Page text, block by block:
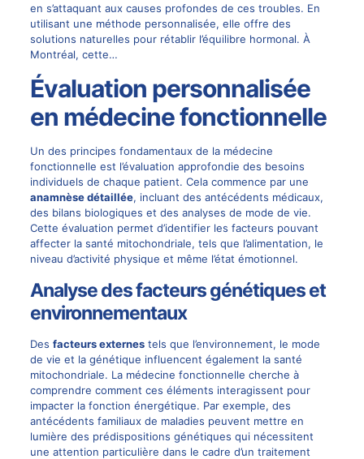
en s’attaquant aux causes profondes de ces troubles. En
utilisant une méthode personnalisée, elle offre des
solutions naturelles pour rétablir l’équilibre hormonal. À
Montréal, cette…
Évaluation personnalisée
en médecine fonctionnelle
Un des principes fondamentaux de la médecine
fonctionnelle est l’évaluation approfondie des besoins
individuels de chaque patient. Cela commence par une
anamnèse détaillée, incluant des antécédents médicaux,
des bilans biologiques et des analyses de mode de vie.
Cette évaluation permet d’identifier les facteurs pouvant
affecter la santé mitochondriale, tels que l’alimentation, le
niveau d’activité physique et même l’état émotionnel.
Analyse des facteurs génétiques et
environnementaux
Des facteurs externestels que l’environnement, le mode
de vie et la génétique influencent également la santé
mitochondriale. La médecine fonctionnelle cherche à
comprendre comment ces éléments interagissent pour
impacter la fonction énergétique. Par exemple, des
antécédents familiaux de maladies peuvent mettre en
lumière des prédispositions génétiques qui nécessitent
une attention particulière dans le cadre d’un traitement